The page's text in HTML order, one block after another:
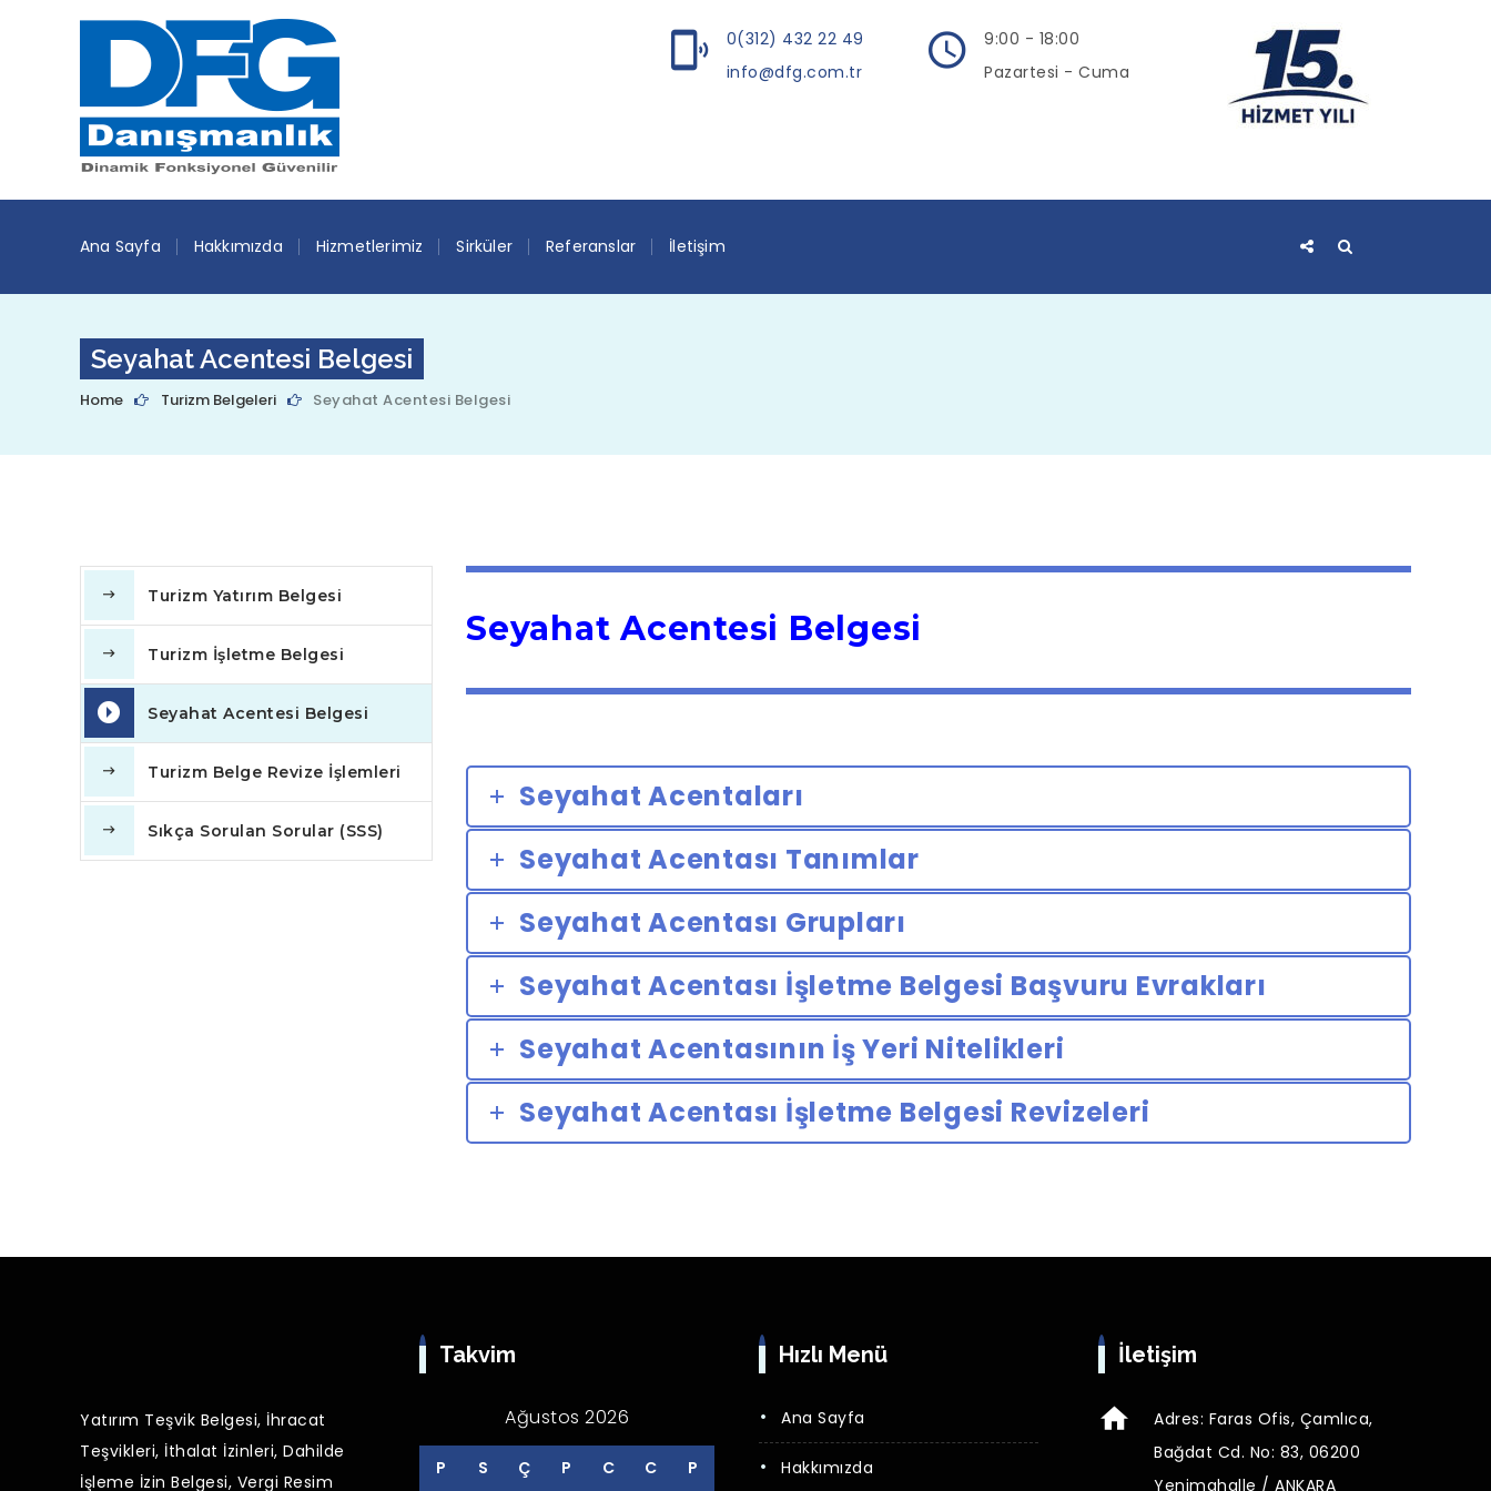
0(312) 432 22 49
info@dfg.com.tr
9:00 - 18:00
Pazartesi - Cuma
Ana Sayfa Hakkımızda Hizmetlerimiz Sirküler Referanslar İletişim
Seyahat Acentesi Belgesi
Home Turizm Belgeleri Seyahat Acentesi Belgesi
Turizm Yatırım Belgesi
Turizm İşletme Belgesi
Seyahat Acentesi Belgesi
Turizm Belge Revize İşlemleri
Sıkça Sorulan Sorular (SSS)
Seyahat Acentesi Belgesi
Seyahat Acentaları
Seyahat Acentası Tanımlar
Seyahat Acentası Grupları
Seyahat Acentası İşletme Belgesi Başvuru Evrakları
Seyahat Acentasının İş Yeri Nitelikleri
Seyahat Acentası İşletme Belgesi Revizeleri
Yatırım Teşvik Belgesi, İhracat
Teşvikleri, İthalat İzinleri, Dahilde
İşleme İzin Belgesi, Vergi Resim
Takvim
Ağustos 2026
P S Ç P C C P
Hızlı Menü
Ana Sayfa
Hakkımızda
İletişim
Adres: Faras Ofis, Çamlıca,
Bağdat Cd. No: 83, 06200
Yenimahalle / ANKARA